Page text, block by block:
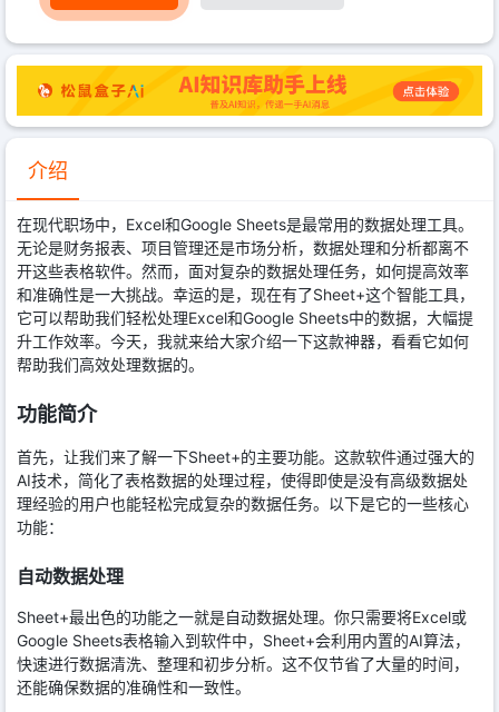
介绍
在现代职场中，Excel和Google Sheets是最常用的数据处理工具。
无论是财务报表、项目管理还是市场分析，数据处理和分析都离不
开这些表格软件。然而，面对复杂的数据处理任务，如何提高效率
和准确性是一大挑战。幸运的是，现在有了Sheet+这个智能工具，
它可以帮助我们轻松处理Excel和Google Sheets中的数据，大幅提
升工作效率。今天，我就来给大家介绍一下这款神器，看看它如何
帮助我们高效处理数据的。
功能简介
首先，让我们来了解一下Sheet+的主要功能。这款软件通过强大的
AI技术，简化了表格数据的处理过程，使得即使是没有高级数据处
理经验的用户也能轻松完成复杂的数据任务。以下是它的一些核心
功能：
自动数据处理
Sheet+最出色的功能之一就是自动数据处理。你只需要将Excel或
Google Sheets表格输入到软件中，Sheet+会利用内置的AI算法，
快速进行数据清洗、整理和初步分析。这不仅节省了大量的时间，
还能确保数据的准确性和一致性。